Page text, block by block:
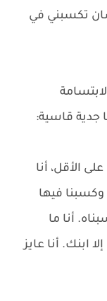
تكسبني في
جدية قاسية:
الأقل، أنا
وكسبنا فيها
أنا ما
ابنك. أنا عايز